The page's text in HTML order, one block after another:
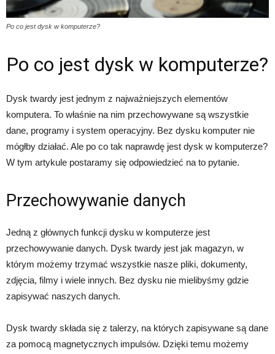
Po co jest dysk w komputerze?
Po co jest dysk w komputerze?
Dysk twardy jest jednym z najważniejszych elementów
komputera. To właśnie na nim przechowywane są wszystkie
dane, programy i system operacyjny. Bez dysku komputer nie
mógłby działać. Ale po co tak naprawdę jest dysk w komputerze?
W tym artykule postaramy się odpowiedzieć na to pytanie.
Przechowywanie danych
Jedną z głównych funkcji dysku w komputerze jest
przechowywanie danych. Dysk twardy jest jak magazyn, w
którym możemy trzymać wszystkie nasze pliki, dokumenty,
zdjęcia, filmy i wiele innych. Bez dysku nie mielibyśmy gdzie
zapisywać naszych danych.
Dysk twardy składa się z talerzy, na których zapisywane są dane
za pomocą magnetycznych impulsów. Dzięki temu możemy